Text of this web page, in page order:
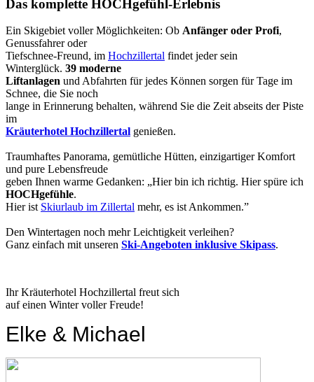
Das komplette HOCHgefühl-Erlebnis
Ein Skigebiet voller Möglichkeiten: Ob Anfänger oder Profi,
Genussfahrer oder
Tiefschnee-Freund, im Hochzillertal findet jeder sein
Winterglück. 39 moderne
Liftanlagen und Abfahrten für jedes Können sorgen für Tage im
Schnee, die Sie noch
lange in Erinnerung behalten, während Sie die Zeit abseits der Piste
im
Kräuterhotel Hochzillertal genießen.
Traumhaftes Panorama, gemütliche Hütten, einzigartiger Komfort
und pure Lebensfreude
geben Ihnen warme Gedanken: „Hier bin ich richtig. Hier spüre ich
HOCHgefühle.
Hier ist Skiurlaub im Zillertal mehr, es ist Ankommen.”
Den Wintertagen noch mehr Leichtigkeit verleihen?
Ganz einfach mit unseren Ski-Angeboten inklusive Skipass.
Ihr Kräuterhotel Hochzillertal freut sich
auf einen Winter voller Freude!
Elke & Michael